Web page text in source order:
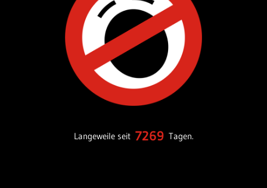
Langeweile seit 7269 Tagen.